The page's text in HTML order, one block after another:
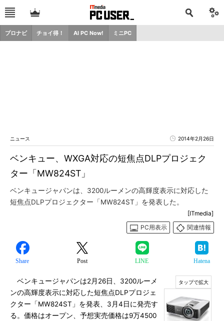
プロナビ チョイ得！ AI PC Now! ミニPC
ニュース 2014年2月26日
ベンキュー、WXGA対応の短焦点DLPプロジェク
ター「MW824ST」
ベンキュージャパンは、3200ルーメンの高輝度表示に対応した
短焦点DLPプロジェクター「MW824ST」を発表した。
[ITmedia]
PC用表示
関連情報
Share Post LINE Hatena
ベンキュージャパンは2月26日、3200ルーメ
ンの高輝度表示に対応した短焦点DLPプロジェ
クター「MW824ST」を発表、3月4日に発売す
る。価格はオープン、予想実売価格は9万4500